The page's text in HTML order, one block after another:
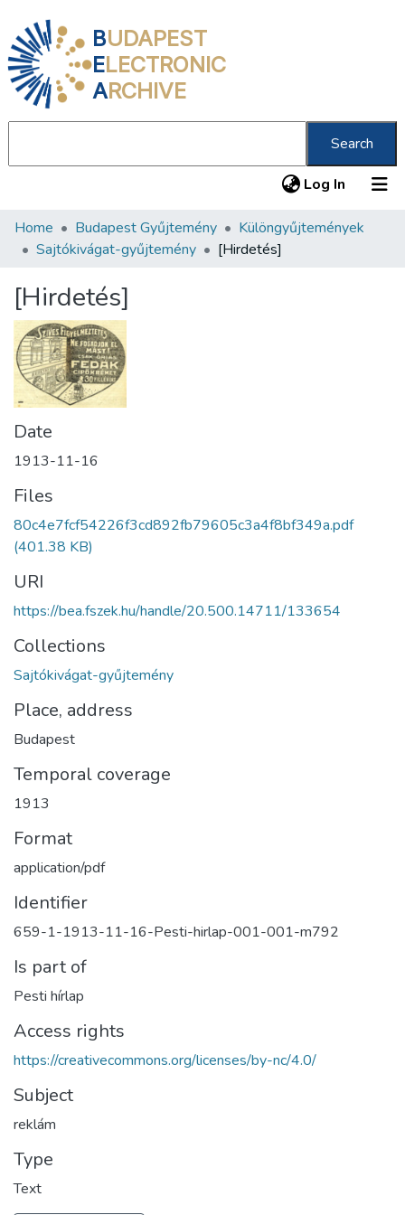
BUDAPEST
ELECTRONIC
ARCHIVE
Search
Log In (current)
Communities & Collections
Statistics
About us
Home Budapest Gyűjtemény
Különgyűjtemények
Sajtókivágat-gyűjtemény
[Hirdetés]
[Hirdetés]
Date
1913-11-16
Files
80c4e7fcf54226f3cd892fb79605c3a4f8bf349a.pdf
(401.38 KB)
URI
https://bea.fszek.hu/handle/20.500.14711/133654
Collections
Sajtókivágat-gyűjtemény
Place, address
Budapest
Temporal coverage
1913
Format
application/pdf
Identifier
659-1-1913-11-16-Pesti-hirlap-001-001-m792
Is part of
Pesti hírlap
Access rights
https://creativecommons.org/licenses/by-nc/4.0/
Subject
reklám
Type
Text